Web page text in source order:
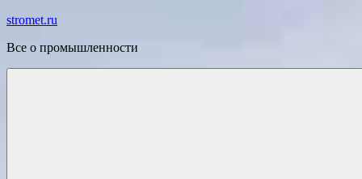
Перейти
содержимому
stromet.ru
Все о промышленности